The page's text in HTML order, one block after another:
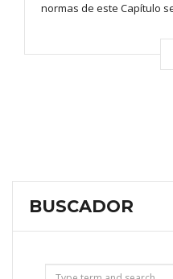
normas de este Capítulo
BUSCADOR